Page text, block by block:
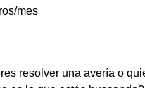
mes
resolver una avería o